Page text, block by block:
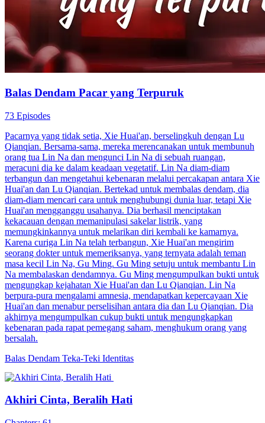
Balas Dendam Pacar yang Terpuruk
73 Episodes
Pacarnya yang tidak setia, Xie Huai'an, berselingkuh dengan Lu
Qianqian. Bersama-sama, mereka merencanakan untuk membunuh
orang tua Lin Na dan mengunci Lin Na di sebuah ruangan,
meracuni dia ke dalam keadaan vegetatif. Lin Na diam-diam
terbangun dan mengetahui kebenaran melalui percakapan antara Xie
Huai'an dan Lu Qianqian. Bertekad untuk membalas dendam, dia
diam-diam mencari cara untuk menghubungi dunia luar, tetapi Xie
Huai'an mengganggu usahanya. Dia berhasil menciptakan
kekacauan dengan memanipulasi sakelar listrik, yang
memungkinkannya untuk melarikan diri kembali ke kamarnya.
Karena curiga Lin Na telah terbangun, Xie Huai'an mengirim
seorang dokter untuk memeriksanya, yang ternyata adalah teman
masa kecil Lin Na, Gu Ming. Gu Ming setuju untuk membantu Lin
Na membalaskan dendamnya. Gu Ming mengumpulkan bukti untuk
mengungkap kejahatan Xie Huai'an dan Lu Qianqian. Lin Na
berpura-pura mengalami amnesia, mendapatkan kepercayaan Xie
Huai'an dan menabur perselisihan antara dia dan Lu Qianqian. Dia
akhirnya mengumpulkan cukup bukti untuk mengungkapkan
kebenaran pada rapat pemegang saham, menghukum orang yang
bersalah.
Balas Dendam Teka-Teki Identitas
Akhiri Cinta, Beralih Hati